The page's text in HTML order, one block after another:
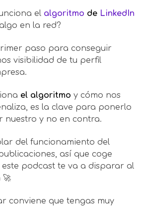
el algoritmo de LinkedIn
en la red?
paso para conseguir
visibilidad de tu perfil
el algoritmo y cómo nos
es la clave para ponerlo
nuestro y no en contra.
del funcionamiento del
así que coge
podcast te va a disparar al
🚀
conviene que tengas muy